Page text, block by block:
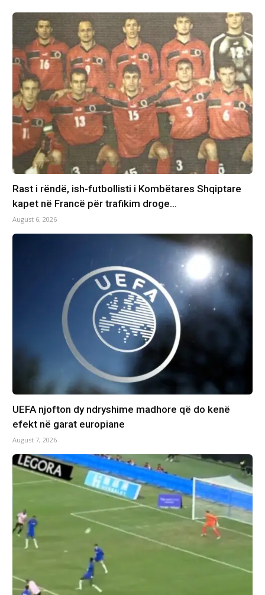
Rast i rëndë, ish-futbollisti i Kombëtares Shqiptare
kapet në Francë për trafikim droge…
August 6, 2026
UEFA njofton dy ndryshime madhore që do kenë
efekt në garat europiane
August 7, 2026